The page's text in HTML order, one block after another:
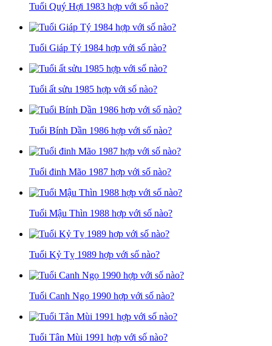
Tuổi Quý Hợi 1983 hợp với số nào?
Tuổi Giáp Tý 1984 hợp với số nào?
Tuổi ất sửu 1985 hợp với số nào?
Tuổi Bính Dần 1986 hợp với số nào?
Tuổi đinh Mão 1987 hợp với số nào?
Tuổi Mậu Thìn 1988 hợp với số nào?
Tuổi Kỷ Tỵ 1989 hợp với số nào?
Tuổi Canh Ngọ 1990 hợp với số nào?
Tuổi Tân Mùi 1991 hợp với số nào?